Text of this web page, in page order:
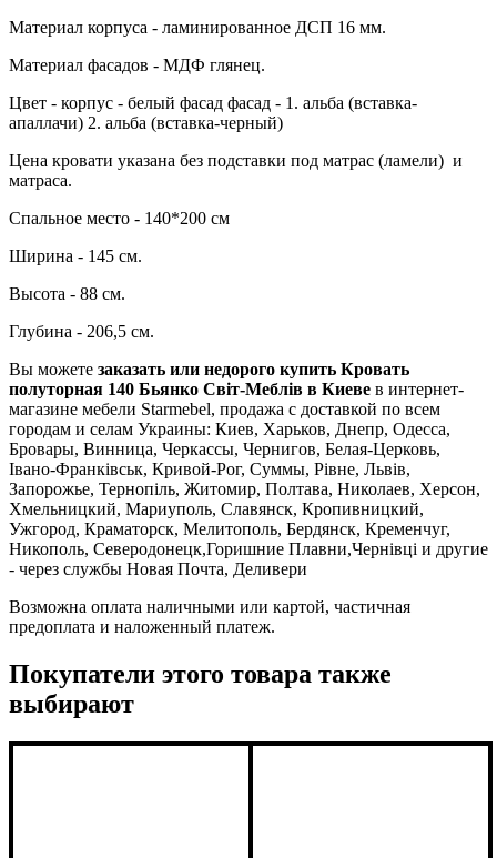
Материал корпуса - ламинированное ДСП 16 мм.
Материал фасадов - МДФ глянец.
Цвет - корпус - белый фасад фасад - 1. альба (вставка-
апаллачи) 2. альба (вставка-черный)
Цена кровати указана без подставки под матрас (ламели) и
матраса.
Спальное место - 140*200 см
Ширина - 145 см.
Высота - 88 см.
Глубина - 206,5 см.
Вы можете заказать или недорого купить Кровать
полуторная 140 Бьянко Світ-Меблів в Киеве в интернет-
магазине мебели Starmebel, продажа с доставкой по всем
городам и селам Украины: Киев, Харьков, Днепр, Одесса,
Бровары, Винница, Черкассы, Чернигов, Белая-Церковь,
Івано-Франківськ, Кривой-Рог, Суммы, Рівне, Львів,
Запорожье, Тернопіль, Житомир, Полтава, Николаев, Херсон,
Хмельницкий, Мариуполь, Славянск, Кропивницкий,
Ужгород, Краматорск, Мелитополь, Бердянск, Кременчуг,
Никополь, Северодонецк,Горишние Плавни,Чернівці и другие
- через службы Новая Почта, Деливери
Возможна оплата наличными или картой, частичная
предоплата и наложенный платеж.
Покупатели этого товара также
выбирают